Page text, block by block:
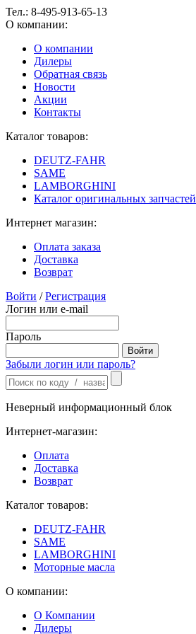
Тел.: 8-495-913-65-13
О компании:
О компании
Дилеры
Обратная связь
Новости
Акции
Контакты
Каталог товаров:
DEUTZ-FAHR
SAME
LAMBORGHINI
Каталог оригинальных запчастей
Интернет магазин:
Оплата заказа
Доставка
Возврат
Войти / Регистрация
Логин или e-mail
Пароль
Забыли логин или пароль?
Неверный информационный блок
Интернет-магазин:
Оплата
Доставка
Возврат
Каталог товаров:
DEUTZ-FAHR
SAME
LAMBORGHINI
Моторные масла
О компании:
О Компании
Дилеры